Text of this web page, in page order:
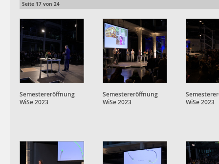
Seite 17 von 24
Semestereröffnung
WiSe 2023
Semestereröffnung
WiSe 2023
WiSe 2023